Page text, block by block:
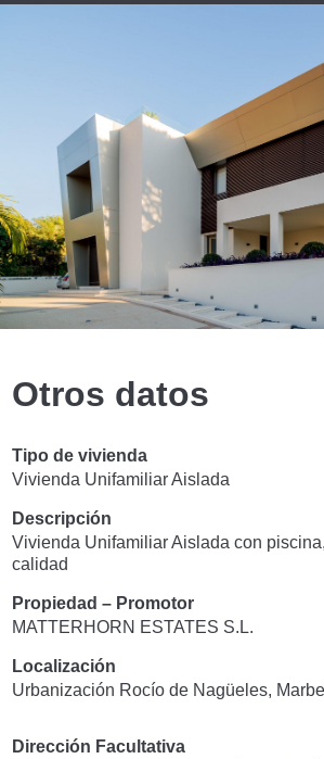
Otros datos
Tipo de vivienda
Vivienda Unifamiliar Aislada
Descripción
Vivienda Unifamiliar Aislada con
calidad
Propiedad – Promotor
MATTERHORN ESTATES S.L.
Localización
Urbanización Rocío de Nagüeles,
Dirección Facultativa